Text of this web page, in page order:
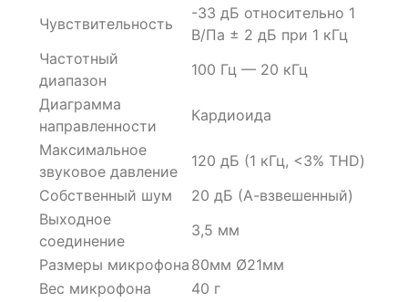
Чувствительность
-33 дБ относительно 1
В/Па ± 2 дБ при 1 кГц
Частотный
диапазон
100 Гц — 20 кГц
Диаграмма
направленности
Кардиоида
Максимальное
звуковое давление
120 дБ (1 кГц, <3% THD)
Собственный шум
20 дБ (А-взвешенный)
Выходное
соединение
3,5 мм
Размеры микрофона 80мм Ø21мм
Вес микрофона
40 г